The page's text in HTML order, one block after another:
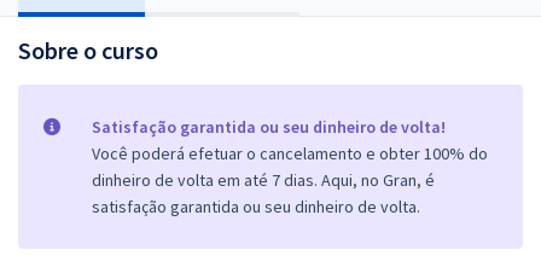
Sobre o curso
Satisfação garantida ou seu dinheiro de volta!
Você poderá efetuar o cancelamento e obter 100% do
dinheiro de volta em até 7 dias. Aqui, no Gran, é
satisfação garantida ou seu dinheiro de volta.